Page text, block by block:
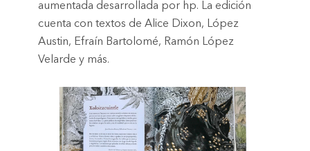
aumentada desarrollada por hp. La edición
cuenta con textos de Alice Dixon, López
Austin, Efraín Bartolomé, Ramón López
Velarde y más.